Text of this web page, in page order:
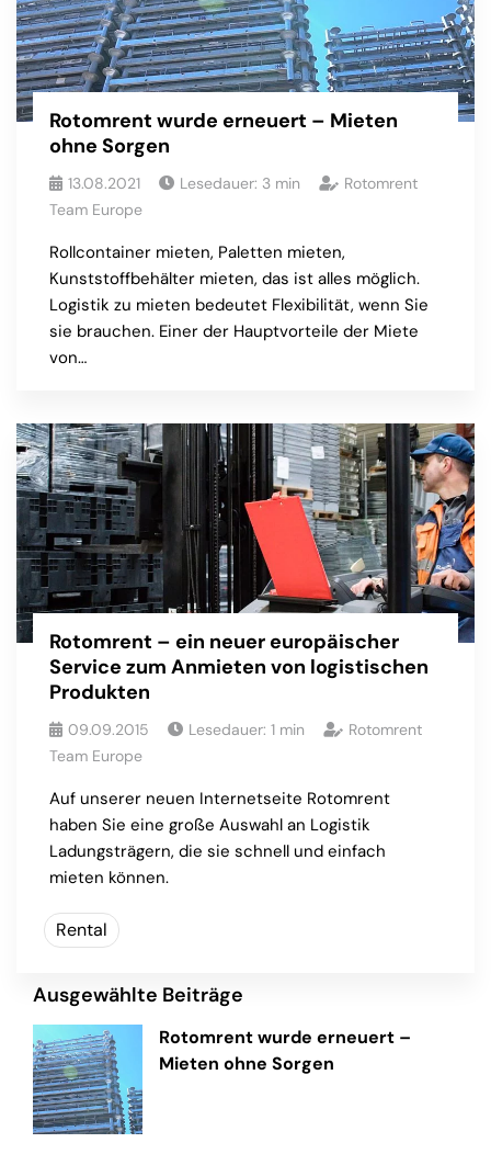
Rotomrent wurde erneuert – Mieten
ohne Sorgen
13.08.2021 Lesedauer: 3 min
Rotomrent
Team Europe
Rollcontainer mieten, Paletten mieten,
Kunststoffbehälter mieten, das ist alles möglich.
Logistik zu mieten bedeutet Flexibilität, wenn Sie
sie brauchen. Einer der Hauptvorteile der Miete
von…
Rotomrent – ein neuer europäischer
Service zum Anmieten von logistischen
Produkten
09.09.2015 Lesedauer: 1 min
Rotomrent
Team Europe
Auf unserer neuen Internetseite Rotomrent
haben Sie eine große Auswahl an Logistik
Ladungsträgern, die sie schnell und einfach
mieten können.
Rental
Ausgewählte Beiträge
Rotomrent wurde erneuert –
Mieten ohne Sorgen